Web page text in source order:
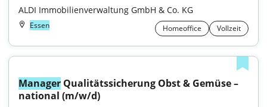
ALDI Immobilienverwaltung GmbH & Co. KG
Essen Homeoffice Vollzeit
Manager Qualitätssicherung Obst & Gemüse –
national (m/w/d)